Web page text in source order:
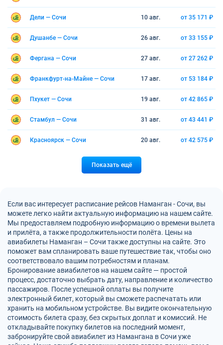
Дели — Сочи 10 авг. от 35 171 ₽
Душанбе — Сочи 26 авг. от 33 155 ₽
Фергана — Сочи 27 авг. от 27 262 ₽
Франкфурт-на-Майне — Сочи 17 авг. от 53 184 ₽
Пхукет — Сочи 19 авг. от 42 865 ₽
Стамбул — Сочи 31 авг. от 43 441 ₽
Красноярск — Сочи 20 авг. от 42 575 ₽
Показать ещё
Если вас интересует расписание рейсов Наманган - Сочи, вы
можете легко найти актуальную информацию на нашем сайте.
Мы предоставляем подробную информацию о времени вылета
и прилёта, а также продолжительности полёта. Цены на
авиабилеты Наманган – Сочи также доступны на сайте. Это
поможет вам спланировать ваше путешествие так, чтобы оно
соответствовало вашим потребностям и планам.
Бронирование авиабилетов на нашем сайте — простой
процесс, достаточно выбрать дату, направление и количество
пассажиров. После успешной оплаты вы получите
электронный билет, который вы сможете распечатать или
хранить на мобильном устройстве. Вы видите окончательную
стоимость билета сразу, без скрытых доплат и комиссий. Не
откладывайте покупку билетов на последний момент,
забронируйте свой авиабилет из Намангана в Сочи уже